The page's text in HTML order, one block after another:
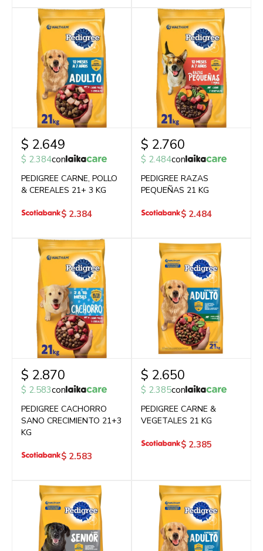
$ 2.649
$ 2.384con
PEDIGREE CARNE, POLLO
& CEREALES 21+ 3 KG
$ 2.384
$ 2.760
$ 2.484con
PEDIGREE RAZAS
PEQUEÑAS 21 KG
$ 2.484
$ 2.870
$ 2.583con
PEDIGREE CACHORRO
SANO CRECIMIENTO 21+3
KG
$ 2.583
$ 2.650
$ 2.385con
PEDIGREE CARNE &
VEGETALES 21 KG
$ 2.385